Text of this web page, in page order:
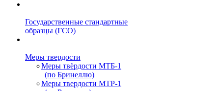
Государственные стандартные
образцы (ГСО)
Меры твердости
Меры твёрдости МТБ-1
(по Бринеллю)
Меры твердости МТР-1